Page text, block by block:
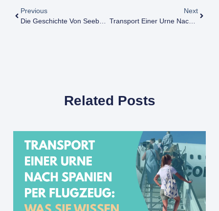
Previous
Die Geschichte Von Seebestattungen
Next
Transport Einer Urne Nach Spanien Per Flugzeug: Was Sie Wissen Sollten
Related Posts